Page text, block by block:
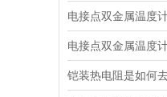
电接点双金属温度